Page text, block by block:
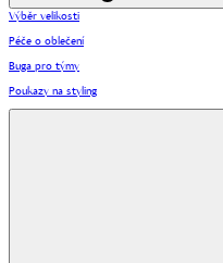
Výběr velikosti
Péče o oblečení
Buga pro týmy
Poukazy na styling